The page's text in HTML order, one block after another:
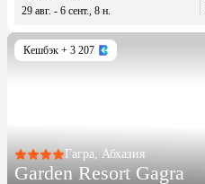
29 авг. - 6 сент., 8 н.
Кешбэк + 3 207
Гагра, Абхазия
Garden Resort Gagra